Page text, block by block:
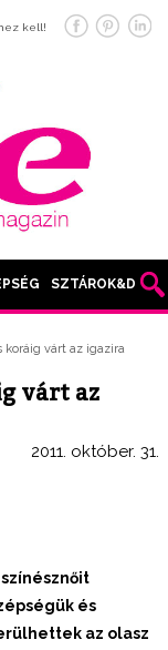
kell!
SZTÁROK&DIVAT
koráig várt az igazira
várt az
2011. október. 31.
és
az olasz